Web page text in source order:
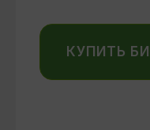
КУПИТЬ